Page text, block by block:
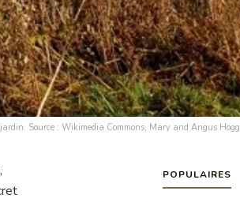
Source : Wikimedia Commons, Mary and Angus
POPULAIRES